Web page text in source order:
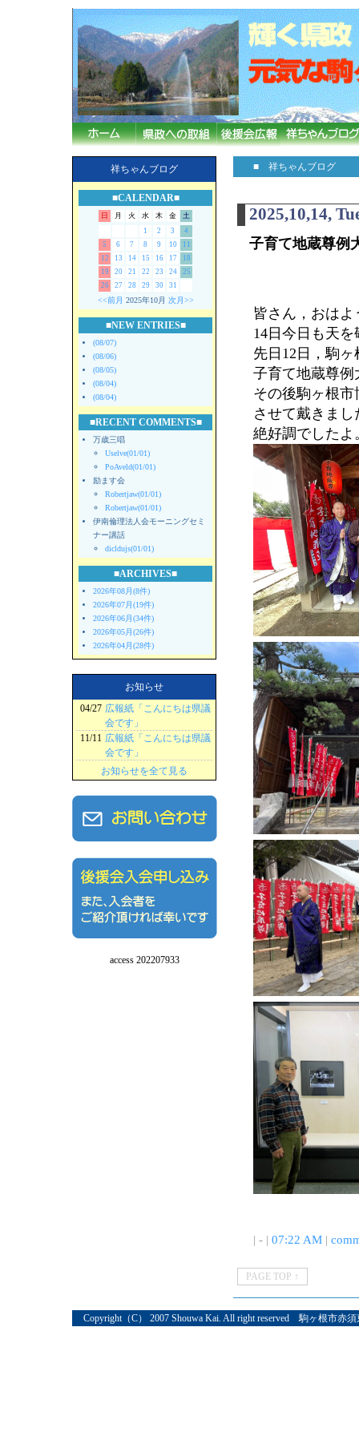
祥ちゃんブログ
■CALENDAR■
日 月 火 水 木 金
土
1
2 3
4
5
6 7 8 9 10
11
12
13 14 15 16 17
18
19
20 21 22 23 24
25
26
27 28 29 30 31
<<前月 2025年10月 次月>>
■NEW ENTRIES■
(08/07)
(08/06)
(08/05)
(08/04)
(08/04)
■RECENT COMMENTS■
万歳三唱
Uselve(01/01)
PoAveld(01/01)
励ます会
Robertjaw(01/01)
Robertjaw(01/01)
伊南倫理法人会モーニングセミ
ナー講話
dicldujs(01/01)
■ARCHIVES■
2026年08月(8件)
2026年07月(19件)
2026年06月(34件)
2026年05月(26件)
2026年04月(28件)
お知らせ
04/27 広報紙「こんにちは県議
会です」
11/11 広報紙「こんにちは県議
会です」
お知らせを全て見る
access 202207933
■ 祥ちゃんブログ
2025,10,14,
子育て地蔵尊例
皆さん，おは
14日今日も天
先日12日，駒
子育て地蔵尊
その後駒ヶ根
させて戴きまし
絶好調でしたよ
| - | 07:22 AM|
PAGE TOP ↑
Copyright（C） 2007 Shouwa Kai. All right reserved 駒ヶ根市